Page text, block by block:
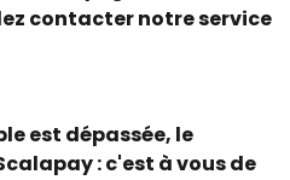
contacter notre service
est dépassée, le
: c'est à vous de